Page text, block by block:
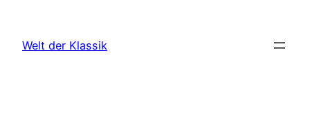
springen
Welt der Klassik